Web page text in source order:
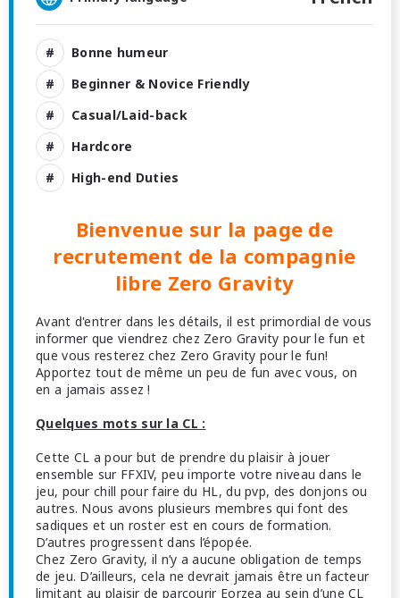
Bonne humeur
Beginner & Novice Friendly
Casual/Laid-back
Hardcore
High-end Duties
Bienvenue sur la page de
recrutement de la compagnie
libre Zero Gravity
Avant d'entrer dans les détails, il est primordial de vous
informer que viendrez chez Zero Gravity pour le fun et
que vous resterez chez Zero Gravity pour le fun!
Apportez tout de même un peu de fun avec vous, on
en a jamais assez !
Quelques mots sur la CL :
Cette CL a pour but de prendre du plaisir à jouer
ensemble sur FFXIV, peu importe votre niveau dans le
jeu, pour chill pour faire du HL, du pvp, des donjons ou
autres. Nous avons plusieurs membres qui font des
sadiques et un roster est en cours de formation.
D’autres progressent dans l’épopée.
Chez Zero Gravity, il n’y a aucune obligation de temps
de jeu. D’ailleurs, cela ne devrait jamais être un facteur
limitant au plaisir de parcourir Eorzea au sein d’une CL